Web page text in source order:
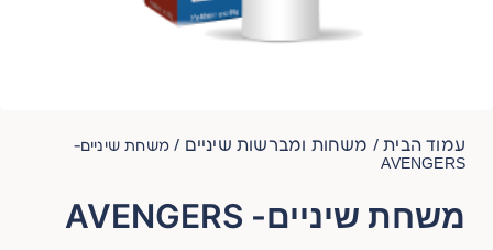
עמוד הבית/ משחות ומברשות שיניים / משחת שיניים-
AVENGERS
משחת שיניים- AVENGERS